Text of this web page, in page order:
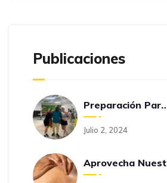
Publicaciones
Preparación Para La Oposición A Funcionario De Prisiones
Julio 2, 2024
Aprovecha Nuestra Promoción De Verano En Fit-Funtion